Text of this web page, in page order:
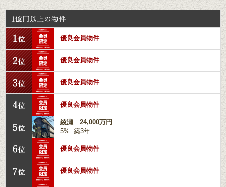
優良会員物件
優良会員物件
優良会員物件
優良会員物件
綾瀬 24,000万円
5% 築3年
優良会員物件
優良会員物件